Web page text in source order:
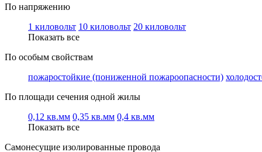
По напряжению
1 киловольт 10 киловольт 20 киловольт
Показать все
По особым свойствам
пожаростойкие (пониженной пожароопасности)
По площади сечения одной жилы
0,12 кв.мм 0,35 кв.мм 0,4 кв.мм
Показать все
Самонесущие изолированные провода